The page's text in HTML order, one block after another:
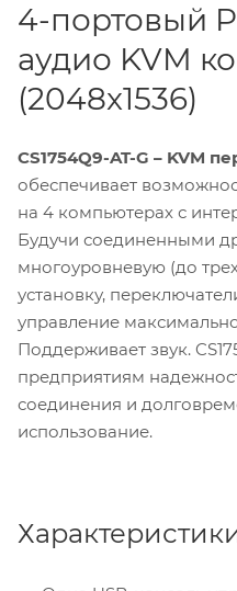
4-портовый
аудио KVM
(2048x1536)
CS1754Q9-AT-G – KVM
обеспечивает
на 4 компьютерах с
Будучи соединенными
многоуровневую (до
установку,
управление
Поддерживает звук.
предприятиям
соединения и
использование.